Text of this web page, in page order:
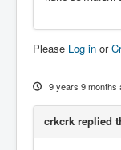
Please Log in or
9 years 9 months
crkcrk replied